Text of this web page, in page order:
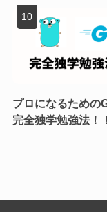
プロになるための
完全独学勉強法！